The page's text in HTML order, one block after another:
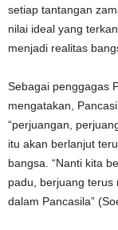
setiap tantangan
nilai ideal yang
menjadi realitas
Sebagai penggagas
mengatakan,
“perjuangan,
itu akan berlanjut
bangsa. “Nanti kita
padu, berjuang terus
dalam Pancasila”